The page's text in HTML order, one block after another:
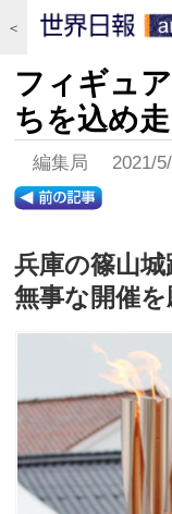
＜
フィギュ
ちを込め走
編集局 2021/
兵庫の篠山
無事な開催を